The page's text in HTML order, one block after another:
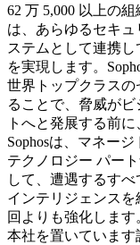
62 万 5,000 以上の
は、あらゆるセキ
ステムとして連携
を実現します。
世界トップクラス
ることで、脅威が
トへと発展する前
Sophosは、マネー
テクノロジー パー
して、遭遇するす
インテリジェンス
回よりも強化しま
本社を置いています